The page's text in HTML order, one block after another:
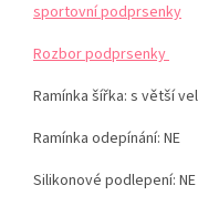
sportovní podprsenky
Rozbor podprsenky
Ramínka šířka: s větší
Ramínka odepínání: NE
Silikonové podlepení: NE